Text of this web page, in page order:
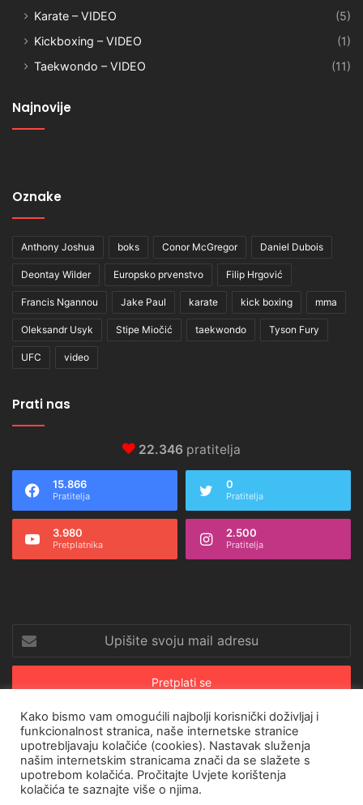
Karate – VIDEO
(5)
Kickboxing – VIDEO
(1)
Taekwondo – VIDEO
(11)
Najnovije
Oznake
Anthony Joshua boks Conor McGregor Daniel Dubois
Deontay Wilder Europsko prvenstvo Filip Hrgović
Francis Ngannou Jake Paul karate kick boxing mma
Oleksandr Usyk Stipe Miočić taekwondo Tyson Fury
UFC video
Prati nas
22.346 pratitelja
15.866
Pratitelja
0
Pratitelja
3.980
Pretplatnika
2.500
Pratitelja
svoju
mail
© Copyright 2026, All Rights Reserved |CroRing Magazin
Naslovnica
Arhiva Pravila o privatnosti Impressum
Kako bismo vam omogućili najbolji korisnički doživljaj i
funkcionalnost stranica, naše internetske stranice
upotrebljavaju kolačiće (cookies). Nastavak služenja
našim internetskim stranicama znači da se slažete s
upotrebom kolačića. Pročitajte Uvjete korištenja
kolačića te saznajte više o njima.